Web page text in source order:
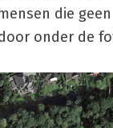
die
onder de